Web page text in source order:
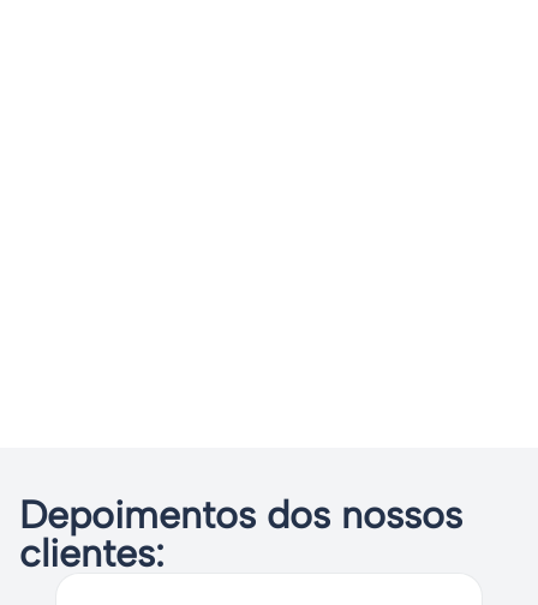
Depoimentos dos nossos
clientes: